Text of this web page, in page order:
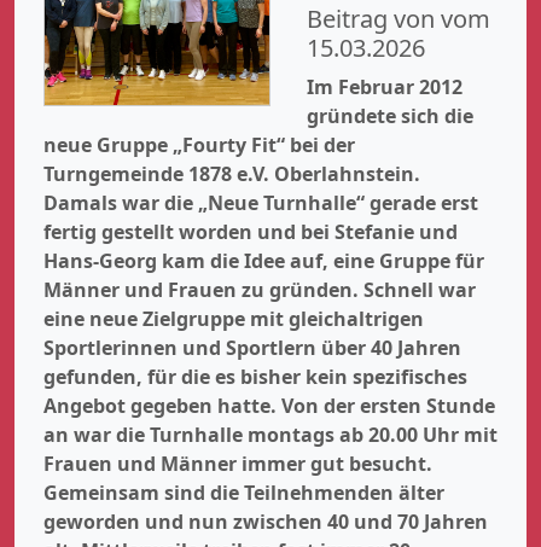
Beitrag von vom
15.03.2026
Im Februar 2012
gründete sich die
neue Gruppe „Fourty Fit“ bei der
Turngemeinde 1878 e.V. Oberlahnstein.
Damals war die „Neue Turnhalle“ gerade erst
fertig gestellt worden und bei Stefanie und
Hans-Georg kam die Idee auf, eine Gruppe für
Männer und Frauen zu gründen. Schnell war
eine neue Zielgruppe mit gleichaltrigen
Sportlerinnen und Sportlern über 40 Jahren
gefunden, für die es bisher kein spezifisches
Angebot gegeben hatte. Von der ersten Stunde
an war die Turnhalle montags ab 20.00 Uhr mit
Frauen und Männer immer gut besucht.
Gemeinsam sind die Teilnehmenden älter
geworden und nun zwischen 40 und 70 Jahren